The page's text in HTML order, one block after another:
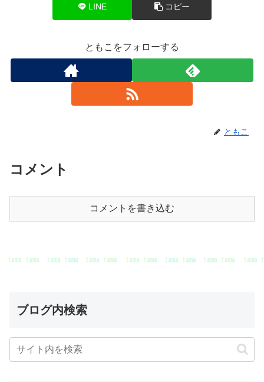
LINE コピー
ともこをフォローする
ともこ
コメント
コメントを書き込む
ブログ内検索